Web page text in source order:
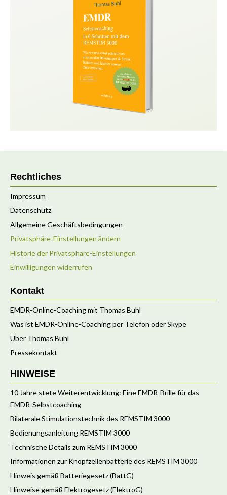
Rechtliches
Impressum
Datenschutz
Allgemeine Geschäftsbedingungen
Privatsphäre-Einstellungen ändern
Historie der Privatsphäre-Einstellungen
Einwilligungen widerrufen
Kontakt
EMDR-Online-Coaching mit Thomas Buhl
Was ist EMDR-Online-Coaching per Telefon oder Skype
Über Thomas Buhl
Pressekontakt
HINWEISE
10 Jahre stete Weiterentwicklung: Eine EMDR-Brille für das
EMDR-Selbstcoaching
Bilaterale Stimulationstechnik des REMSTIM 3000
Bedienungsanleitung REMSTIM 3000
Technische Details zum REMSTIM 3000
Informationen zur Knopfzellenbatterie des REMSTIM 3000
Hinweis gemäß Batteriegesetz (BattG)
Hinweise gemäß Elektrogesetz (ElektroG)